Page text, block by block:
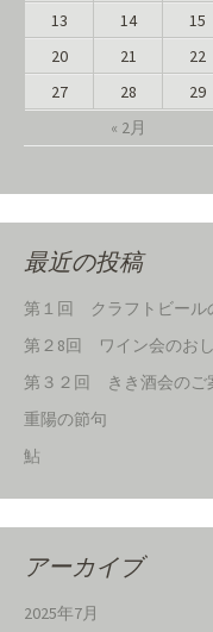
« 2月
13
14 15
20
21 22
27
28 29
最近の投稿
第１回 クラフトビール
第２8回 ワイン会のお
第３２回 きき酒会のご
重陽の節句
鮎
アーカイブ
2025年7月